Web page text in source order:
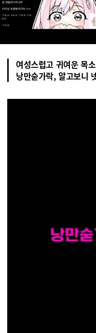
여성스럽고 귀여운 목
낭만숟가락, 알고보니